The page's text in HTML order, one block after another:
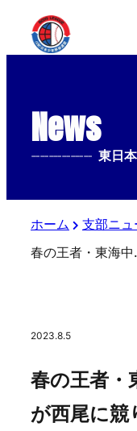
News
-------------- 東日
ホーム 支部ニュ
春の王者・東
2023.8.5
春の王者・
が西尾に